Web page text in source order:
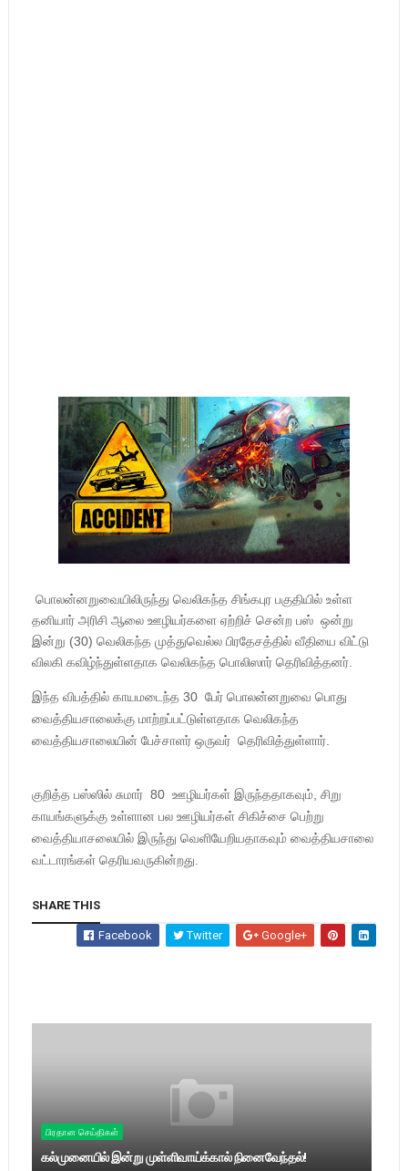
பொலன்னறுவையிலிருந்து வெலிகந்த சிங்கபுர பகுதியில் உள்ள
தனியார் அரிசி ஆலை ஊழியர்களை ஏற்றிச் சென்ற பஸ் ஒன்று
இன்று (30) வெலிகந்த முத்துவெல்ல பிரதேசத்தில் வீதியை விட்டு
விலகி கவிழ்ந்துள்ளதாக வெலிகந்த பொலிஸார் தெரிவித்தனர்.
இந்த விபத்தில் காயமடைந்த 30 பேர் பொலன்னறுவை பொது
வைத்தியசாலைக்கு மாற்றப்பட்டுள்ளதாக வெலிகந்த
வைத்தியசாலையின் பேச்சாளர் ஒருவர் தெரிவித்துள்ளார்.
குறித்த பஸ்ஸில் சுமார் 80 ஊழியர்கள் இருந்ததாகவும், சிறு
காயங்களுக்கு உள்ளான பல ஊழியர்கள் சிகிச்சை பெற்று
வைத்தியாசலையில் இருந்து வெளியேறியதாகவும் வைத்தியசாலை
வட்டாரங்கள் தெரியவருகின்றது.
SHARE THIS
Facebook Twitter Google+
பிரதான செய்திகள்
கல்முனையில் இன்று முள்ளிவாய்க்கால் நினைவேந்தல்!